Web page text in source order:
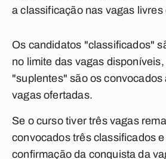
a classificação nas vagas livres
Os candidatos "classificados"
no limite das vagas
"suplentes" são os convocados
vagas ofertadas.
Se o curso tiver três vagas
convocados três classificados
confirmação da conquista da